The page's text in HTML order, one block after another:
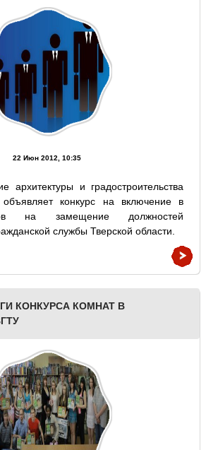
22 Июн 2012, 10:35
архитектуры и градостроительства
объявляет конкурс на включение в
на замещение должностей
службы Тверской области.
КОНКУРСА КОМНАТ В